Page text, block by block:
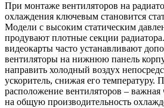
При монтаже вентиляторов на
охлаждения ключевым становится
Модели с высоким статическим
продувают плотные секции
видеокарты часто устанавливают
вентиляторы на нижнюю панель
направить холодный воздух
ускоритель, снижая его температуру.
расположение вентиляторов –
на общую производительность